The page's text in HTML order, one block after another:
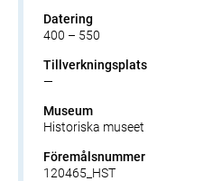
Datering
400 – 550
Tillverkningsplats
—
Museum
Historiska museet
Föremålsnummer
120465_HST